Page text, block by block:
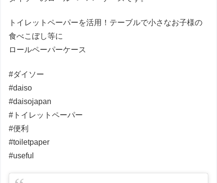
トイレットペーパーを活用！テーブルで小さなお子様の
食べこぼし等に
ロールペーパーケース
#ダイソー
#daiso
#daisojapan
#トイレットペーパー
#便利
#toiletpaper
#useful